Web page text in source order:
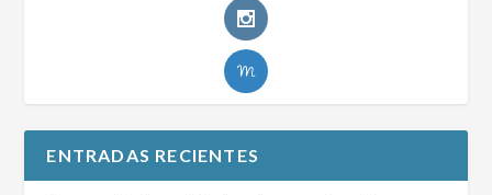
ENTRADAS RECIENTES